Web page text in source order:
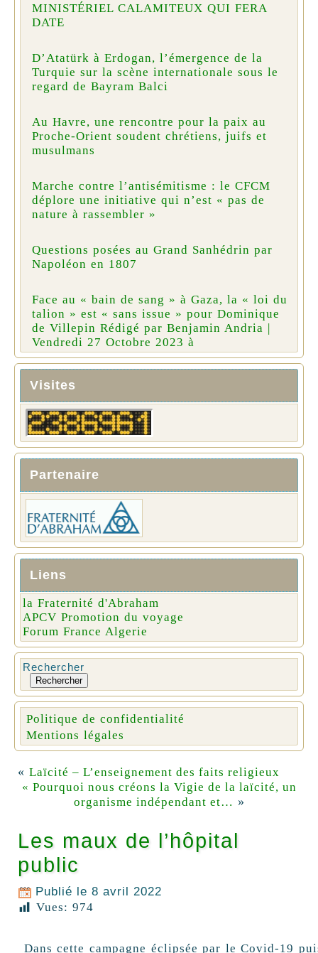
MINISTÉRIEL CALAMITEUX QUI FERA
DATE
D’Atatürk à Erdogan, l’émergence de la
Turquie sur la scène internationale sous le
regard de Bayram Balci
Au Havre, une rencontre pour la paix au
Proche-Orient soudent chrétiens, juifs et
musulmans
Marche contre l’antisémitisme : le CFCM
déplore une initiative qui n’est « pas de
nature à rassembler »
Questions posées au Grand Sanhédrin par
Napoléon en 1807
Face au « bain de sang » à Gaza, la « loi du
talion » est « sans issue » pour Dominique
de Villepin Rédigé par Benjamin Andria |
Vendredi 27 Octobre 2023 à
Visites
Partenaire
Liens
la Fraternité d'Abraham
APCV Promotion du voyage
Forum France Algerie
Rechercher
Rechercher
Politique de confidentialité
Mentions légales
« Laïcité – L’enseignement des faits religieux
« Pourquoi nous créons la Vigie de la laïcité, un
organisme indépendant et… »
Les maux de l’hôpital
public
Publié le 8 avril 2022
Vues: 974
Dans cette campagne éclipsée par le Covid-19